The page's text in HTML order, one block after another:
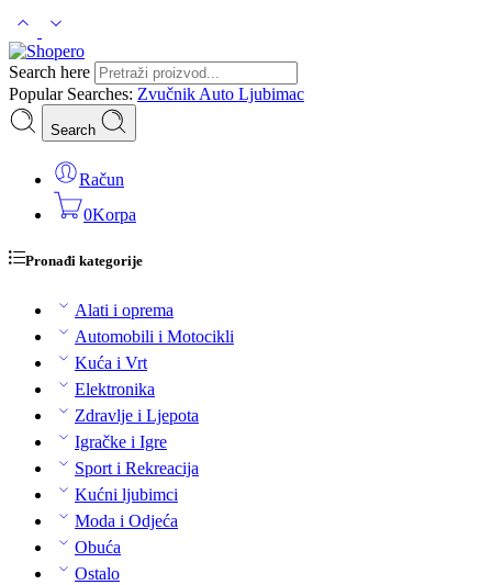
Search here
Popular Searches: Zvučnik Auto Ljubimac
Search
Račun
0Korpa
Pronađi kategorije
Alati i oprema
Automobili i Motocikli
Kuća i Vrt
Elektronika
Zdravlje i Ljepota
Igračke i Igre
Sport i Rekreacija
Kućni ljubimci
Moda i Odjeća
Obuća
Ostalo